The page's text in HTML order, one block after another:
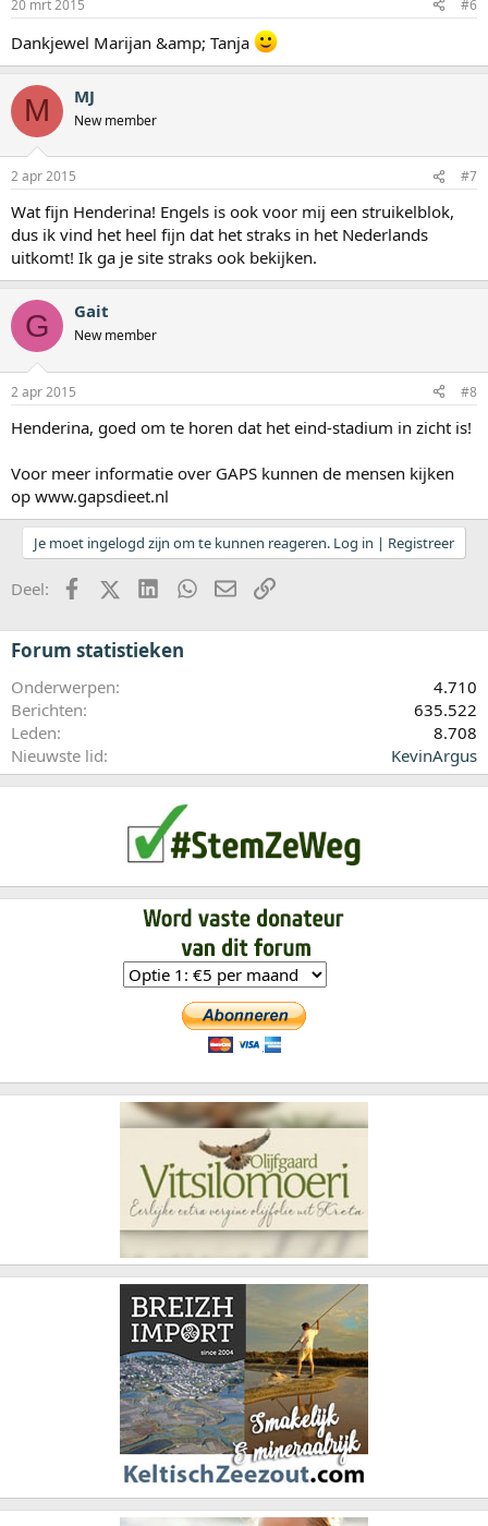
20 mrt 2015 #6
Dankjewel Marijan &amp; Tanja
M MJ
New member
2 apr 2015 #7
Wat fijn Henderina! Engels is ook voor mij een struikelblok,
dus ik vind het heel fijn dat het straks in het Nederlands
uitkomt! Ik ga je site straks ook bekijken.
G Gait
New member
2 apr 2015 #8
Henderina, goed om te horen dat het eind-stadium in zicht is!
Voor meer informatie over GAPS kunnen de mensen kijken
op www.gapsdieet.nl
Je moet ingelogd zijn om te kunnen reageren. Log in | Registreer
Deel: FacebookX (Twitter)LinkedInWhatsApp
E-mailkoppeling
Forum statistieken
Onderwerpen
4.710
Berichten
635.522
Leden
8.708
Nieuwste lid
KevinArgus